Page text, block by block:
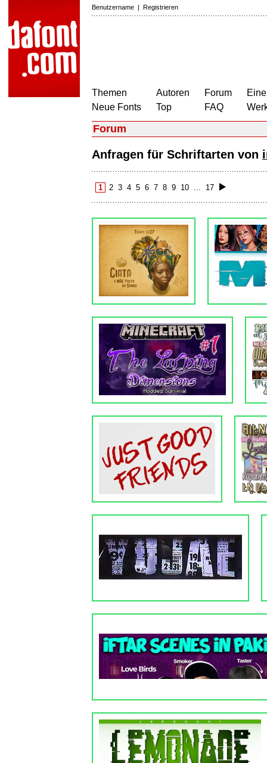
Benutzername | Registrieren
Themen
Neue Fonts
Autoren
Top
Forum
FAQ
Forum
Anfragen für Schriftarten von
1 2 3 4 5 6 7 8 9 10 ... 17